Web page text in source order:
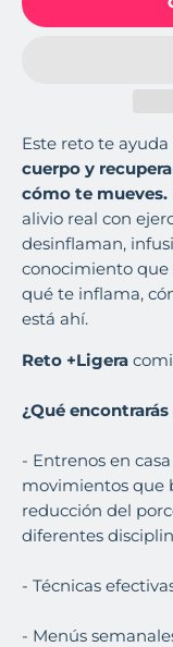
Este reto te ayuda
cuerpo y
cómo te mueves.
alivio real con
desinflaman,
conocimiento que
qué te inflama,
está ahí.
Reto +Ligera
¿Qué
- Entrenos en
movimientos que
reducción del
diferentes
- Técnicas
- Menús